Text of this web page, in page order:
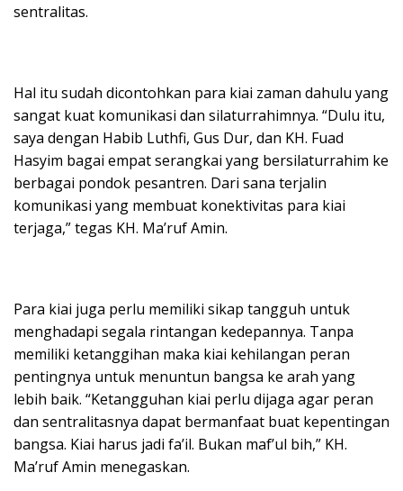
sentralitas.
Hal itu sudah dicontohkan para kiai zaman dahulu yang
sangat kuat komunikasi dan silaturrahimnya. “Dulu itu,
saya dengan Habib Luthfi, Gus Dur, dan KH. Fuad
Hasyim bagai empat serangkai yang bersilaturrahim ke
berbagai pondok pesantren. Dari sana terjalin
komunikasi yang membuat konektivitas para kiai
terjaga,” tegas KH. Ma’ruf Amin.
Para kiai juga perlu memiliki sikap tangguh untuk
menghadapi segala rintangan kedepannya. Tanpa
memiliki ketanggihan maka kiai kehilangan peran
pentingnya untuk menuntun bangsa ke arah yang
lebih baik. “Ketangguhan kiai perlu dijaga agar peran
dan sentralitasnya dapat bermanfaat buat kepentingan
bangsa. Kiai harus jadi fa’il. Bukan maf’ul bih,” KH.
Ma’ruf Amin menegaskan.